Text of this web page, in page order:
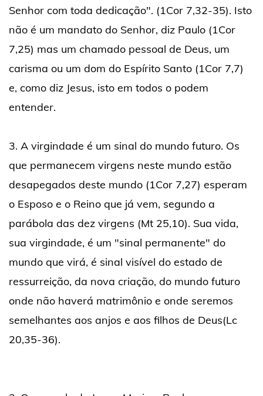
Senhor com toda dedicação". (1Cor 7,32-35). Isto
não é um mandato do Senhor, diz Paulo (1Cor
7,25) mas um chamado pessoal de Deus, um
carisma ou um dom do Espírito Santo (1Cor 7,7)
e, como diz Jesus, isto em todos o podem
entender.
3. A virgindade é um sinal do mundo futuro. Os
que permanecem virgens neste mundo estão
desapegados deste mundo (1Cor 7,27) esperam
o Esposo e o Reino que já vem, segundo a
parábola das dez virgens (Mt 25,10). Sua vida,
sua virgindade, é um "sinal permanente" do
mundo que virá, é sinal visível do estado de
ressurreição, da nova criação, do mundo futuro
onde não haverá matrimônio e onde seremos
semelhantes aos anjos e aos filhos de Deus(Lc
20,35-36).